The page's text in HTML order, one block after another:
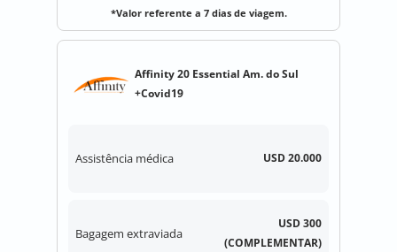
*Valor referente a 7 dias de viagem.
Affinity 20 Essential Am. do Sul
+Covid19
Assistência médica USD 20.000
Bagagem extraviada
USD 300
(COMPLEMENTAR)